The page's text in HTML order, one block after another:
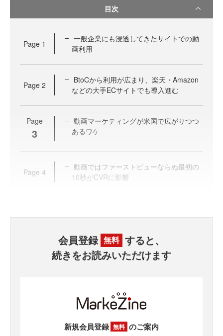
目次
Page 1
一般企業にも浸透してきたサイトでの動
画利用
Page 2
BtoCから利用が広まり、楽天・Amazon
などの大手ECサイトでも導入進む
Page
3
動画マーケティングが米国で広がりつつ
あるワケ
Page 4
動画ではファーストビューならぬ最初の
10秒がCVRに影響
会員登録 無料 すると、
続きをお読みいただけます
新規会員登録 無料 のご案内